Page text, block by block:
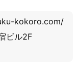
kokoro.com/
ビル2F